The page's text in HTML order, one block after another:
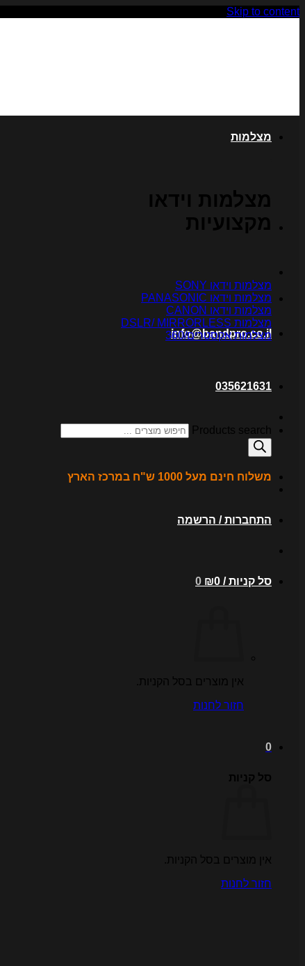
Skip to content
info@bandpro.co.il
035621631
Products search
משלוח חינם מעל 1000 ש"ח במרכז הארץ
התחברות / הרשמה
סל קניות / ₪0
0
אין מוצרים בסל הקניות.
חזור לחנות
0
סל קניות
אין מוצרים בסל הקניות.
חזור לחנות
מצלמות
מצלמות וידאו
מקצועיות
מצלמות וידאו SONY
מצלמות וידאו PANASONIC
מצלמות וידאו CANON
מצלמות DSLR/ MIRRORLESS
מצלמות אקסטרים/360